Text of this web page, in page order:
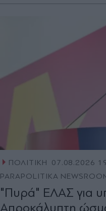
ΠΟΛΙΤΙΚΗ
07.08.2026
PARAPOLITIKA
"Πυρά" ΕΛΑΣ για
Απροκάλυπτη